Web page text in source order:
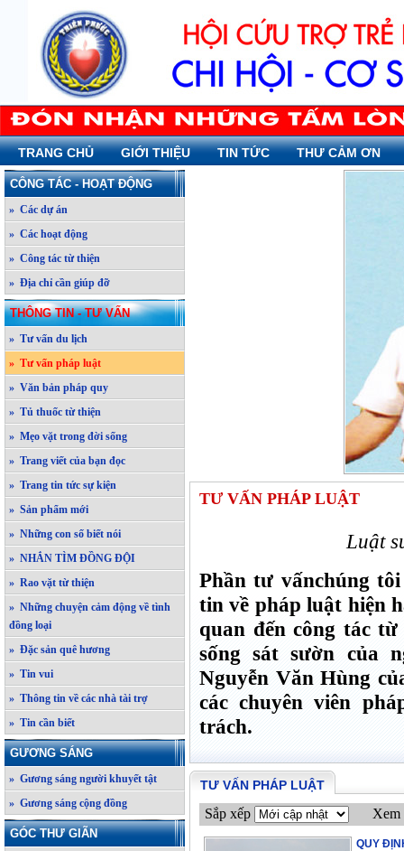
TRANG CHỦ GIỚI THIỆU TIN TỨC THƯ CẢM ƠN
CÔNG TÁC - HOẠT ĐỘNG
» Các dự án
» Các hoạt động
» Công tác từ thiện
» Địa chỉ cần giúp đỡ
THÔNG TIN - TƯ VẤN
» Tư vấn du lịch
» Tư vấn pháp luật
» Văn bản pháp quy
» Tủ thuốc từ thiện
» Mẹo vặt trong đời sống
» Trang viết của bạn đọc
» Trang tin tức sự kiện
» Sản phẩm mới
» Những con số biết nói
» NHẮN TÌM ĐỒNG ĐỘI
» Rao vặt từ thiện
» Những chuyện cảm động về tình
đồng loại
» Đặc sản quê hương
» Tin vui
» Thông tin về các nhà tài trợ
» Tin cần biết
GƯƠNG SÁNG
» Gương sáng người khuyết tật
» Gương sáng cộng đồng
GÓC THƯ GIÃN
TƯ VẤN PHÁP LUẬT
Luật
Phần tư vấnchúng
tin về pháp luật hiện
quan đến công tác
sống sát sườn của
Nguyễn Văn Hùng
các chuyên viên
trách.
TƯ VẤN PHÁP LUẬT
Sắp xếp Xem
QUY